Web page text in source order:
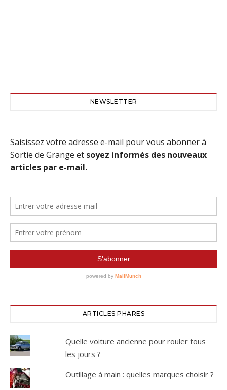
NEWSLETTER
ARTICLES PHARES
Quelle voiture ancienne pour rouler tous
les jours ?
Outillage à main : quelles marques choisir ?